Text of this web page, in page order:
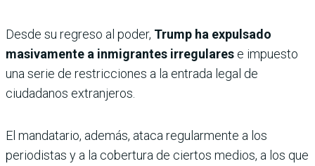
Desde su regreso al poder, Trump ha expulsado
masivamente a inmigrantes irregulares e impuesto
una serie de restricciones a la entrada legal de
ciudadanos extranjeros.
El mandatario, además, ataca regularmente a los
periodistas y a la cobertura de ciertos medios, a los que